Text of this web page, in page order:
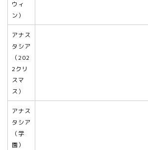
ウィ
ン）
アナス
タシア
（202
2クリ
スマ
ス）
アナス
タシア
（学
園）